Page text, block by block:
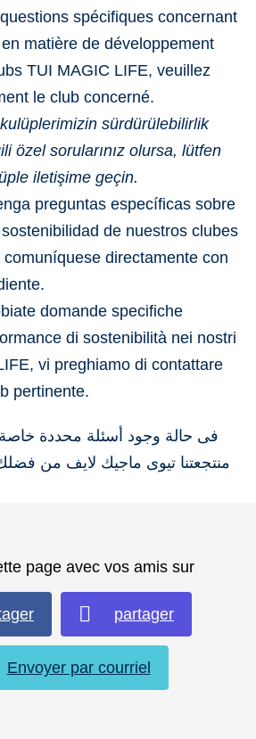
spécifiques concernant
matière de développement
TUI MAGIC LIFE, veuillez
le club concerné.
sürdürülebilirlik
özel sorularınız olursa, lütfen
iletişime geçin.
preguntas específicas sobre
de nuestros clubes
directamente con
domande specifiche
di sostenibilità nei nostri
vi preghiamo di contattare
pertinente.
فى حالة وجود أسئلة محددة خاصة
منتجعتنا تيوى ماجيك لايف من
page avec vos amis sur
partager
Envoyer par courriel